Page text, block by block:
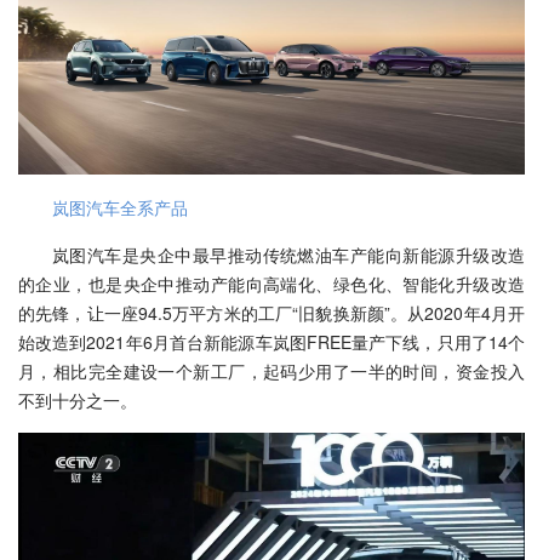
岚图汽车全系产品
岚图汽车是央企中最早推动传统燃油车产能向新能源升级改造
的企业，也是央企中推动产能向高端化、绿色化、智能化升级改造
的先锋，让一座94.5万平方米的工厂“旧貌换新颜”。从2020年4月开
始改造到2021年6月首台新能源车岚图FREE量产下线，只用了14个
月，相比完全建设一个新工厂，起码少用了一半的时间，资金投入
不到十分之一。